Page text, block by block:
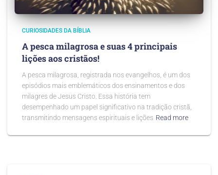
CURIOSIDADES DA BÍBLIA
A pesca milagrosa e suas 4 principais
lições aos cristãos!
A pesca milagrosa, registrada nos evangelhos, é um dos
episódios mais emblemáticos dos ensinamentos e dos
milagres de Jesus Cristo. Essa história tem
desempenhado um papel significativo na tradição cristã,
transmitindo mensagens espirituais e lições Read more